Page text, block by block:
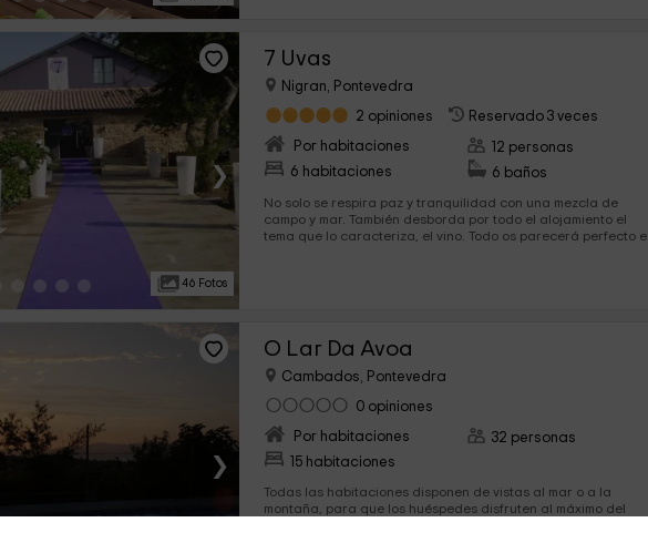
›
46 Fotos
7 Uvas
Nigran, Pontevedra
2 opiniones
Reservado 3 veces
Por habitaciones
6 habitaciones
12 personas
6 baños
No solo se respira paz y tranquilidad con una mezcla de
campo y mar. También desborda por todo el alojamiento el
tema que lo caracteriza, el vino. Todo os parecerá perfecto e
›
O Lar Da Avoa
Cambados, Pontevedra
0 opiniones
Por habitaciones
15 habitaciones
32 personas
Todas las habitaciones disponen de vistas al mar o a la
montaña, para que los huéspedes disfruten al máximo del